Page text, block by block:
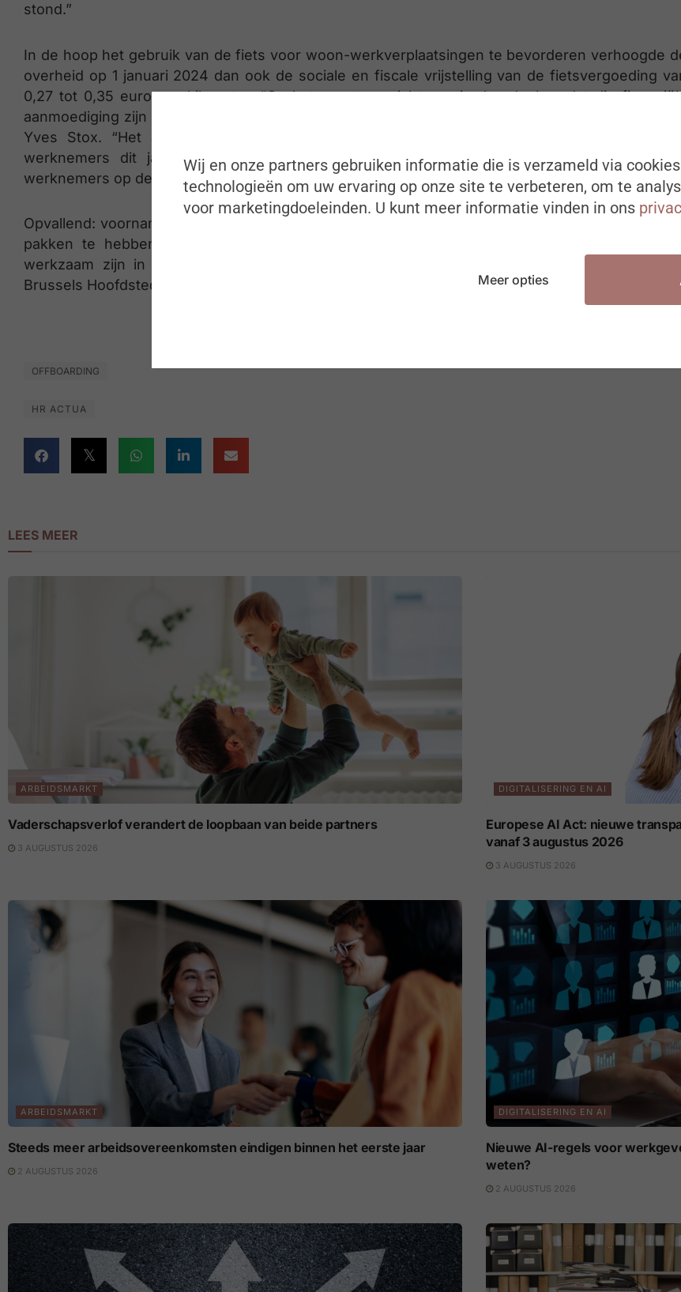
stond.”
In de hoop het gebruik van de fiets voor woon-werkverplaatsingen te bevorderen verhoogde
overheid op 1 januari 2024 dan ook de sociale en fiscale vrijstelling van de fietsvergoeding
0,27 tot 0,35 euro per kilometer. “Op het eerste gezicht zou je dus denken dat die
aanmoediging zijn vruchten lijkt af te werpen maar dat is niet het per se het geval”, verduidelijkt
Yves Stox. “Het aantal fietsende werknemers groeit even snel binnen de sectoren waar
werknemers dit jaar geen recht hadden op de verhoogde vrijstelling. Het feit dat meer
werknemers op de fiets springen, lijkt dus voornamelijk een maatschappelijke evolutie te zijn.”
Opvallend: voornamelijk werknemers van Vlaamse bedrijven en organisaties blijken de smaak te
pakken te hebben. 70% van de uitbetaalde fietsvergoedingen gaat naar medewerkers die
werkzaam zijn in Vlaanderen. Wallonië is goed voor 10% van de fietsvergoedingen en het
Brussels Hoofdstedelijk Gewest voor 20%.
OFFBOARDING
HR ACTUA
LEES MEER
ARBEIDSMARKT
Vaderschapsverlof verandert de loopbaan van beide partners
3 AUGUSTUS 2026
DIGITALISERING EN AI
Europese AI Act: nieuwe
vanaf 3 augustus 2026
3 AUGUSTUS 2026
ARBEIDSMARKT
Steeds meer arbeidsovereenkomsten eindigen binnen het eerste jaar
2 AUGUSTUS 2026
DIGITALISERING EN AI
Nieuwe AI-regels voor
weten?
2 AUGUSTUS 2026
Wij en onze partners gebruiken informatie die is verzameld via
technologieën om uw ervaring op onze site te verbeteren, om te
voor marketingdoeleinden. U kunt meer informatie vinden in ons
Meer opties